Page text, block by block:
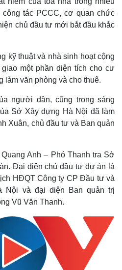
Thị trường
Giá vàng
Chứng khoán
Giá cà phê
công tác PCCC, cơ quan chức
chủ đầu tư mới bắt đầu khắc
kỹ thuật và nhà sinh hoạt cộng
một phần diện tích cho cư
làm văn phòng và cho thuê.
người dân, cũng trong sáng
Sở Xây dựng Hà Nội đã làm
Xuân, chủ đầu tư và Ban quản
Anh – Phó Thanh tra Sở
Đại diện chủ đầu tư dự án là
HĐQT Công ty CP Đầu tư và
Nội và đại diện Ban quản trị
Vũ Văn Thanh.